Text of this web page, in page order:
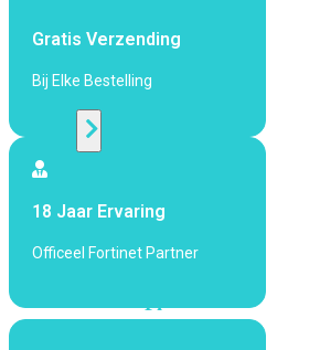
POE
Points
Fi
Gratis Verzending
Bij Elke Bestelling
18 Jaar Ervaring
Officeel Fortinet Partner